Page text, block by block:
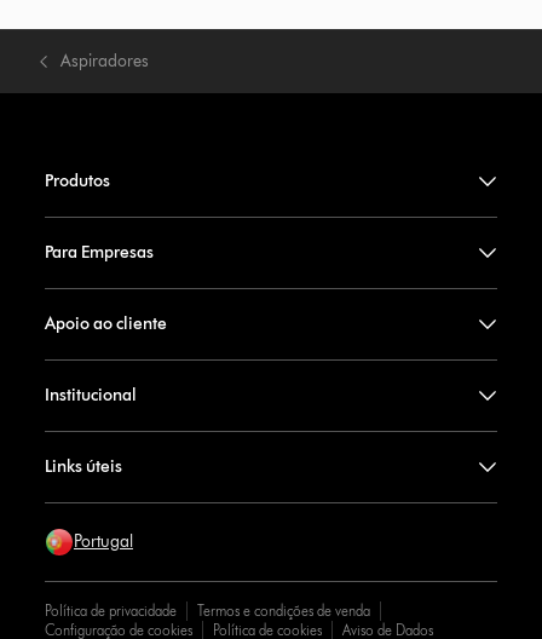
Aspiradores
Produtos
Para Empresas
Apoio ao cliente
Institucional
Links úteis
Portugal
Política de privacidade
Termos e condições de venda
Configuração de cookies
Política de cookies Aviso de Dados